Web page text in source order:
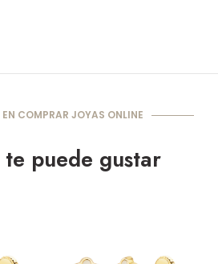
COMPRAR JOYAS ONLINE
te puede gustar